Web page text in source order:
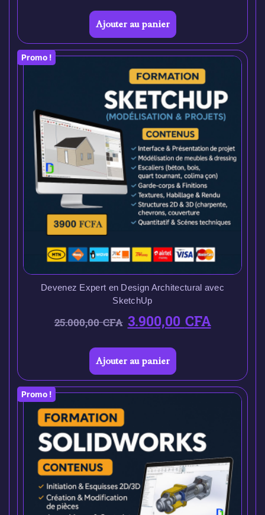
Ajouter au panier
Promo !
Devenez Expert en Design Architectural avec
SketchUp
25.000,00CFA 3.900,00CFA
Ajouter au panier
Promo !